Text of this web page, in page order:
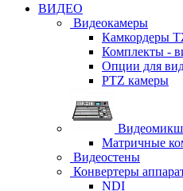
ВИДЕО
Видеокамеры
Камкордеры
Комплекты -
Опции для
PTZ камеры
Матричные
Видеостены
Конвертеры
NDI